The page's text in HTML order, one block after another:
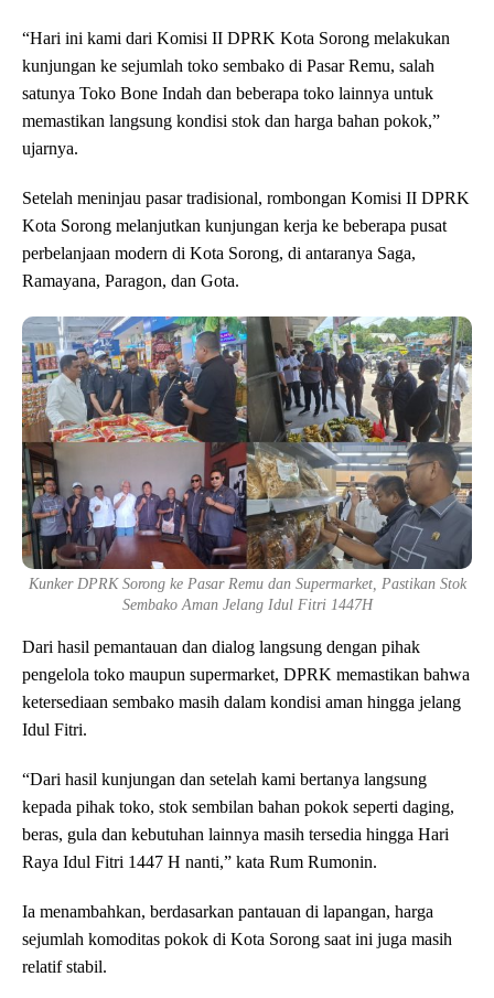
“Hari ini kami dari Komisi II DPRK Kota Sorong melakukan
kunjungan ke sejumlah toko sembako di Pasar Remu, salah
satunya Toko Bone Indah dan beberapa toko lainnya untuk
memastikan langsung kondisi stok dan harga bahan pokok,”
ujarnya.
Setelah meninjau pasar tradisional, rombongan Komisi II DPRK
Kota Sorong melanjutkan kunjungan kerja ke beberapa pusat
perbelanjaan modern di Kota Sorong, di antaranya Saga,
Ramayana, Paragon, dan Gota.
Kunker DPRK Sorong ke Pasar Remu dan Supermarket, Pastikan Stok
Sembako Aman Jelang Idul Fitri 1447H
Dari hasil pemantauan dan dialog langsung dengan pihak
pengelola toko maupun supermarket, DPRK memastikan bahwa
ketersediaan sembako masih dalam kondisi aman hingga jelang
Idul Fitri.
“Dari hasil kunjungan dan setelah kami bertanya langsung
kepada pihak toko, stok sembilan bahan pokok seperti daging,
beras, gula dan kebutuhan lainnya masih tersedia hingga Hari
Raya Idul Fitri 1447 H nanti,” kata Rum Rumonin.
Ia menambahkan, berdasarkan pantauan di lapangan, harga
sejumlah komoditas pokok di Kota Sorong saat ini juga masih
relatif stabil.